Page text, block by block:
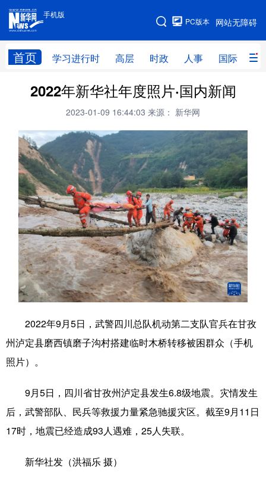
手机版
网站无障碍
PC版本
首页 学习进行时 高层 时政 人事 国际 财
手机版
网站地图
学习进行时 高层 时政 人事
财经 网评
台湾 思客智库 全球连线 教育
科技 科创 量子 体育
文化 书画 健康 军事
访谈 视频 图片 政务
法律 中央文件 金融 汽车
食品 人居 信息化 数字经济
学术中国 乡村振兴 银龄 溯源中国
彩票 娱乐 时尚 悦读
公益
文化产业
地方频道
北京 天津
2022年新华社年度照片·国内新闻
2023-01-09 16:44:03 来源： 新华网
2022年9月5日，武警四川总队机动第二支队官兵在甘孜
州泸定县磨西镇磨子沟村搭建临时木桥转移被困群众（手机
照片）。
9月5日，四川省甘孜州泸定县发生6.8级地震。灾情发生
后，武警部队、民兵等救援力量紧急驰援灾区。截至9月11日
17时，地震已经造成93人遇难，25人失联。
新华社发（洪福乐 摄）